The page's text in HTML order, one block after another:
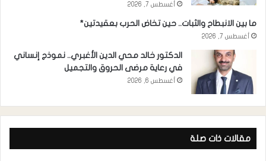
أغسطس 7, 2026
ما بين الانبطاح والثبات.. حين تخاض الحرب بعقيدتين*
أغسطس 7, 2026
الدكتور خالد محي الدين الأغبري.. نموذج إنساني
في رعاية مرضى الحروق والتجميل
أغسطس 6, 2026
مقالات ذات صلة